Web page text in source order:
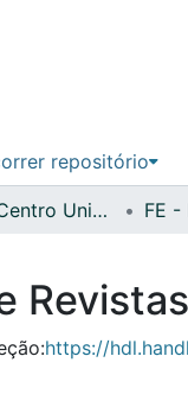
repositório
ULusófona - Centro Universitário de Lisboa
https://